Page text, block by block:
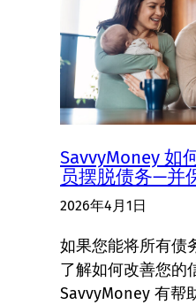
SavvyMoney 如
员摆脱债务—并
2026年4月1日
如果您能将所有债
了解如何改善您的
SavvyMoney 有帮